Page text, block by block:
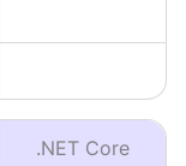
.NET Core